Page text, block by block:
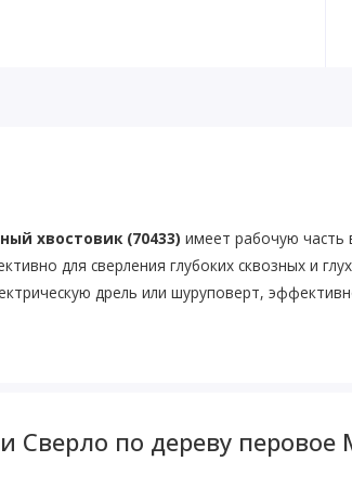
хвостовик (70433) имеет рабочую часть
для сверления глубоких сквозных и
дрель или шуруповерт,
Сверло по дереву перовое